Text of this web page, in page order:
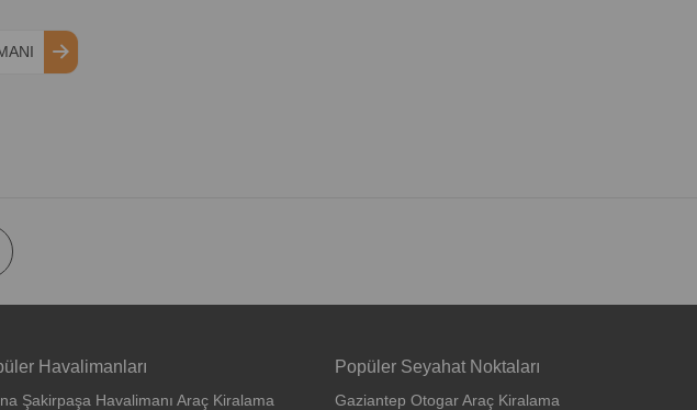
Havalimanları
Şakirpaşa Havalimanı Araç Kiralama
Popüler Seyahat Noktaları
Gaziantep Otogar Araç Kiralama